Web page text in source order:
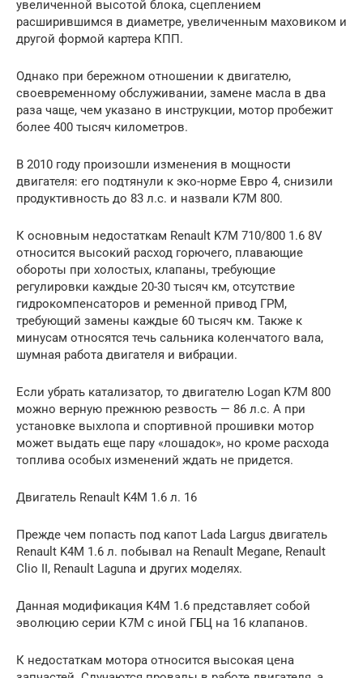
увеличенной высотой блока, сцеплением
расширившимся в диаметре, увеличенным маховиком и
другой формой картера КПП.
Однако при бережном отношении к двигателю,
своевременному обслуживании, замене масла в два
раза чаще, чем указано в инструкции, мотор пробежит
более 400 тысяч километров.
В 2010 году произошли изменения в мощности
двигателя: его подтянули к эко-норме Евро 4, снизили
продуктивность до 83 л.с. и назвали K7M 800.
К основным недостаткам Renault K7M 710/800 1.6 8V
относится высокий расход горючего, плавающие
обороты при холостых, клапаны, требующие
регулировки каждые 20-30 тысяч км, отсутствие
гидрокомпенсаторов и ременной привод ГРМ,
требующий замены каждые 60 тысяч км. Также к
минусам относятся течь сальника коленчатого вала,
шумная работа двигателя и вибрации.
Если убрать катализатор, то двигателю Logan K7M 800
можно верную прежнюю резвость — 86 л.с. А при
установке выхлопа и спортивной прошивки мотор
может выдать еще пару «лошадок», но кроме расхода
топлива особых изменений ждать не придется.
Двигатель Renault K4M 1.6 л. 16
Прежде чем попасть под капот Lada Largus двигатель
Renault K4M 1.6 л. побывал на Renault Megane, Renault
Clio II, Renault Laguna и других моделях.
Данная модификация K4M 1.6 представляет собой
эволюцию серии К7М с иной ГБЦ на 16 клапанов.
К недостаткам мотора относится высокая цена